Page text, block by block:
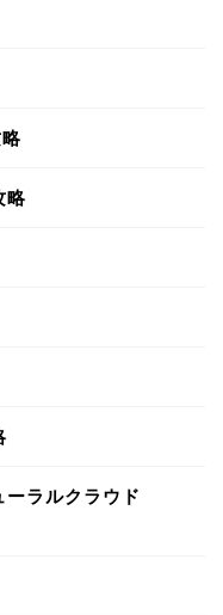
略
ーラルクラウド